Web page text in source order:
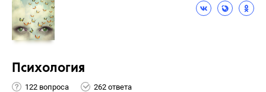
Психология
122 вопроса 262 ответа